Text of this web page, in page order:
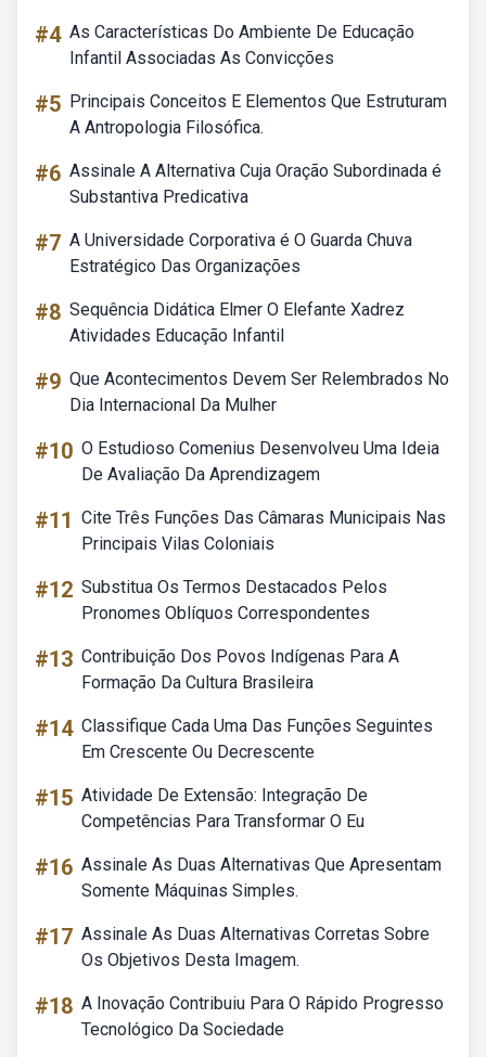
#4 As Características Do Ambiente De Educação
Infantil Associadas As Convicções
#5 Principais Conceitos E Elementos Que Estruturam
A Antropologia Filosófica.
#6 Assinale A Alternativa Cuja Oração Subordinada é
Substantiva Predicativa
#7 A Universidade Corporativa é O Guarda Chuva
Estratégico Das Organizações
#8 Sequência Didática Elmer O Elefante Xadrez
Atividades Educação Infantil
#9 Que Acontecimentos Devem Ser Relembrados No
Dia Internacional Da Mulher
#10 O Estudioso Comenius Desenvolveu Uma Ideia
De Avaliação Da Aprendizagem
#11 Cite Três Funções Das Câmaras Municipais Nas
Principais Vilas Coloniais
#12 Substitua Os Termos Destacados Pelos
Pronomes Oblíquos Correspondentes
#13 Contribuição Dos Povos Indígenas Para A
Formação Da Cultura Brasileira
#14 Classifique Cada Uma Das Funções Seguintes
Em Crescente Ou Decrescente
#15 Atividade De Extensão: Integração De
Competências Para Transformar O Eu
#16 Assinale As Duas Alternativas Que Apresentam
Somente Máquinas Simples.
#17 Assinale As Duas Alternativas Corretas Sobre
Os Objetivos Desta Imagem.
#18 A Inovação Contribuiu Para O Rápido Progresso
Tecnológico Da Sociedade